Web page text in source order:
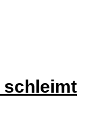
schleimt